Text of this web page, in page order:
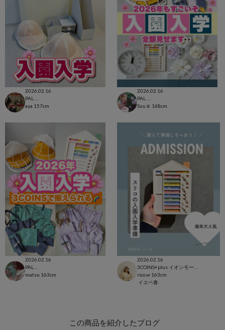
2026.02.16
aya 157cm
2026.02.16
Suu☺︎ 168cm
2026.02.16
matsu 163cm
2026.02.16
rico.w 163cm
イエベ春
この商品を紹介したブログ